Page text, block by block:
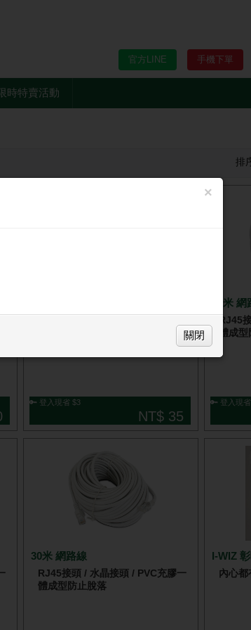
手機下單
官方LINE
時特賣活動
排
🔑 登入現省 $3
NT$ 35
10米 網
RJ45
體成
🔑 登入現
30米 網路線
RJ45接頭 / 水晶接頭 / PVC充膠一
體成型防止脫落
I-WIZ
內心都
×
關閉